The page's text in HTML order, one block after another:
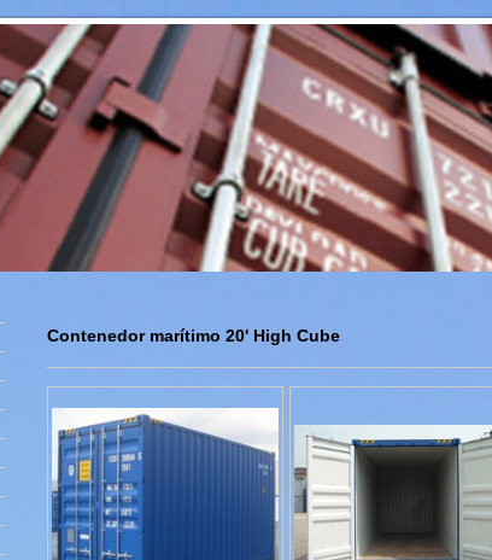
Contenedor marítimo 20' High Cube